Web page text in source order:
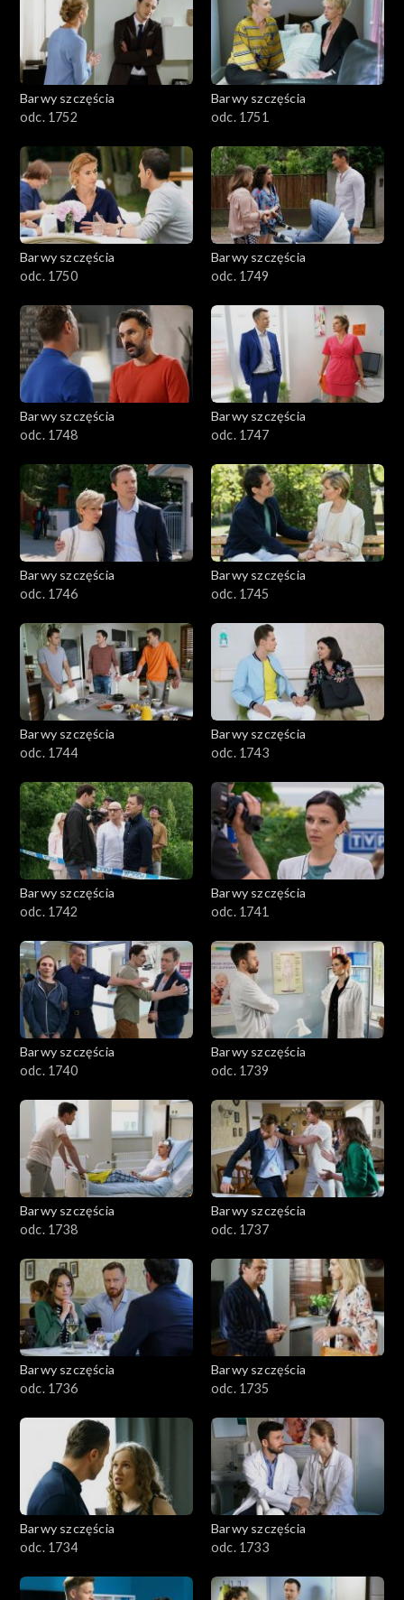
Barwy szczęścia
odc. 1752
Barwy szczęścia
odc. 1751
Barwy szczęścia
odc. 1750
Barwy szczęścia
odc. 1749
Barwy szczęścia
odc. 1748
Barwy szczęścia
odc. 1747
Barwy szczęścia
odc. 1746
Barwy szczęścia
odc. 1745
Barwy szczęścia
odc. 1744
Barwy szczęścia
odc. 1743
Barwy szczęścia
odc. 1742
Barwy szczęścia
odc. 1741
Barwy szczęścia
odc. 1740
Barwy szczęścia
odc. 1739
Barwy szczęścia
odc. 1738
Barwy szczęścia
odc. 1737
Barwy szczęścia
odc. 1736
Barwy szczęścia
odc. 1735
Barwy szczęścia
odc. 1734
Barwy szczęścia
odc. 1733